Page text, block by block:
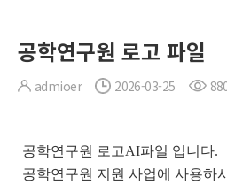
공학연구원 로고 파일
admioer 2026-03-25
공학연구원 로고AI파일 입니다.
공학연구원 지원 사업에 사용하